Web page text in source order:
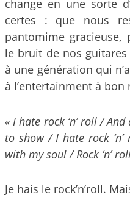
change en une sorte
certes : que nous
pantomime
le bruit de nos
à une génération qui
à l’entertainment à bon
« I hate rock ‘n’ roll /
to show / I hate rock
with my soul / Rock ‘n’
Je hais le rock’n’roll.